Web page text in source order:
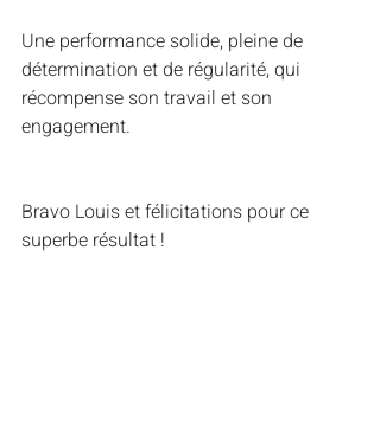
Une performance solide, pleine de
détermination et de régularité, qui
récompense son travail et son
engagement.
Bravo Louis et félicitations pour ce
superbe résultat !